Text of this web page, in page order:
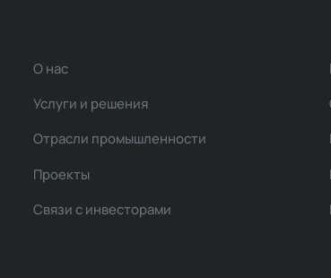
О нас
Услуги и решения
Отрасли промышленности
Проекты
Связи с инвесторами